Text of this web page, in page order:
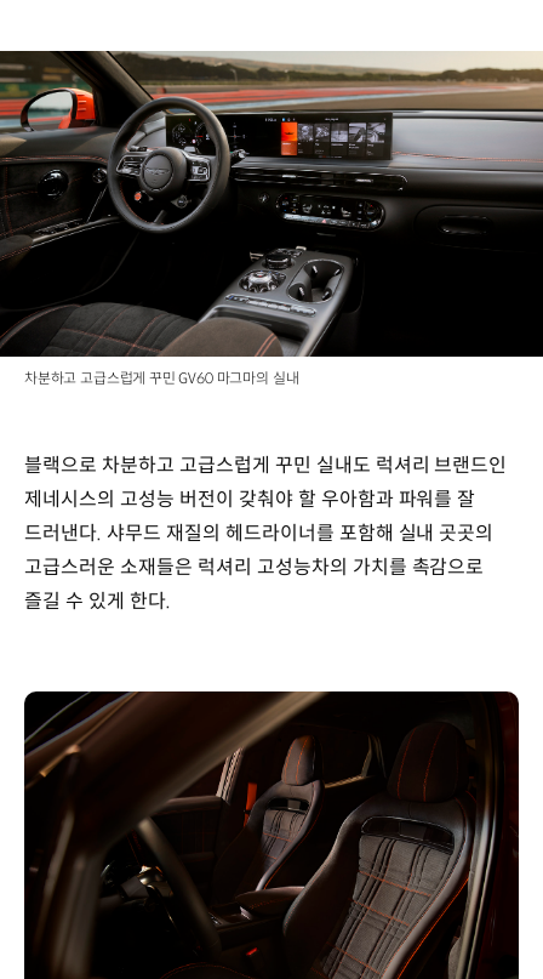
차분하고 고급스럽게 꾸민 GV60 마그마의 실내
블랙으로 차분하고 고급스럽게 꾸민 실내도 럭셔리 브랜드인
제네시스의 고성능 버전이 갖춰야 할 우아함과 파워를 잘
드러낸다. 샤무드 재질의 헤드라이너를 포함해 실내 곳곳의
고급스러운 소재들은 럭셔리 고성능차의 가치를 촉감으로
즐길 수 있게 한다.